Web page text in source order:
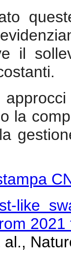
il
la
like
2021